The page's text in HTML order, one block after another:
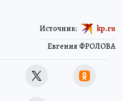
Евгения ФРОЛОВА
Источник: kp.ru